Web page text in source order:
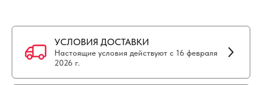
УСЛОВИЯ ДОСТАВКИ
Настоящие условия действуют с 16 февраля
2026 г.